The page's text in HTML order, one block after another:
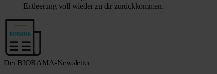
Entleerung voll wieder zu dir zurückkommen.
Der BIORAMA-Newsletter